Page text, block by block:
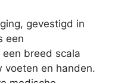
gevestigd in
een
breed scala
voeten en handen.